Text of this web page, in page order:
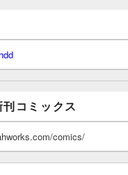
コミックス
comics/